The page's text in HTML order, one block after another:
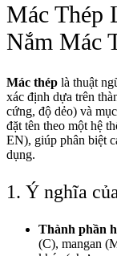
Mác Thép
Nắm Mác
Mác thép là thuật
xác định dựa trên
cứng, độ dẻo) và
đặt tên theo một hệ
EN), giúp phân biệt
dụng.
1. Ý nghĩa
Thành phần
(C), mangan